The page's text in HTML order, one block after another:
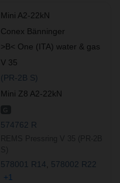
Mini A2-22kN
Conex Bänninger
>B< One (ITA) water & gas
V 35
(PR-2B S)
Mini Z8 A2-22kN
574762 R
578001 R14
578002 R22
+1